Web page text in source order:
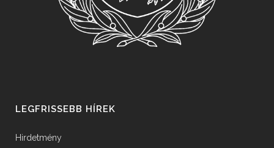
LEGFRISSEBB HÍREK
Hirdetmény